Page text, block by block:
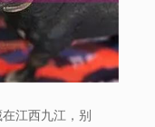
江西九江，别